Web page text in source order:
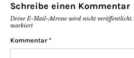
Schreibe einen Kommentar
Deine E-Mail-Adresse wird nicht veröffentlicht.
markiert
Kommentar *